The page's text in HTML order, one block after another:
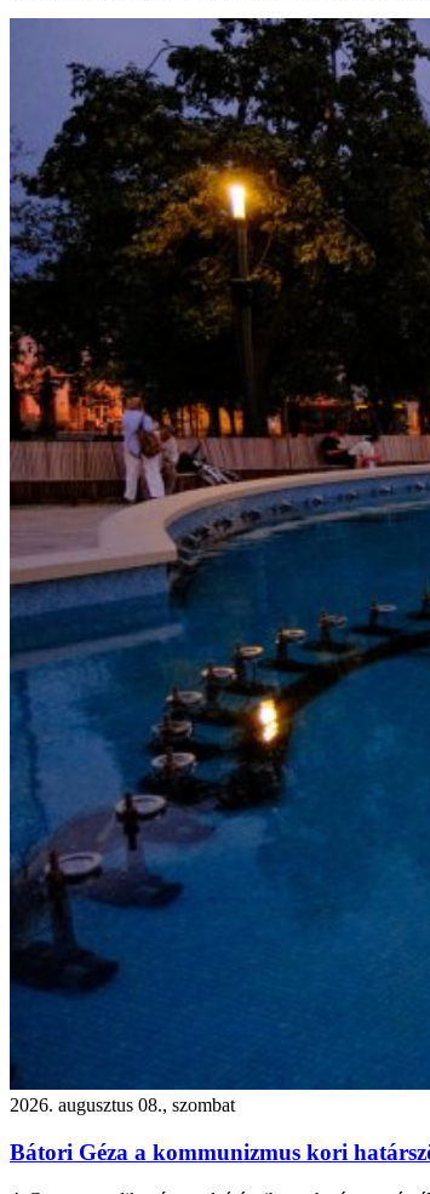
2026. augusztus 08., szombat
Bátori Géza a kommunizmus kori